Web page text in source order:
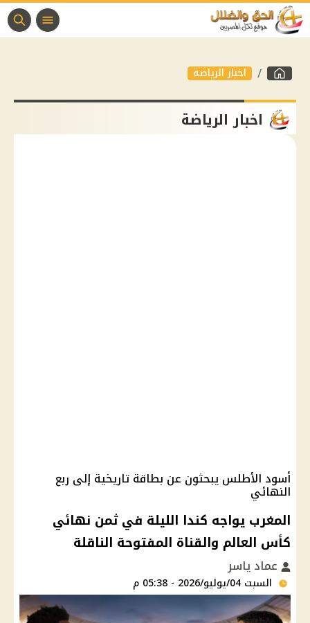
اخبار الرياضة
اخبار الرياضة
أسود الأطلس يبحثون عن بطاقة تاريخية إلى ربع
النهائي
المغرب يواجه كندا الليلة في ثمن نهائي
كأس العالم والقناة المفتوحة الناقلة
عماد ياسر
السبت 04/يوليو/2026 - 05:38 م